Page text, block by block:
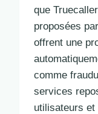
que
proposées
offrent une
comme
services
utilisateurs